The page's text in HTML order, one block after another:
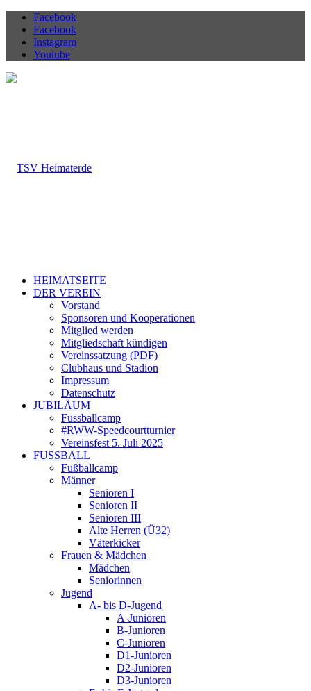
Facebook
Facebook
Instagram
Youtube
HEIMATSEITE
DER VEREIN
Vorstand
Sponsoren und Kooperationen
Mitglied werden
Mitgliedschaft kündigen
Vereinssatzung (PDF)
Clubhaus und Stadion
Impressum
Datenschutz
JUBILÄUM
Fussballcamp
#RWW-Speedcourtturnier
Vereinsfest 5. Juli 2025
FUSSBALL
Fußballcamp
Männer
Senioren I
Senioren II
Senioren III
Alte Herren (Ü32)
Väterkicker
Frauen & Mädchen
Mädchen
Seniorinnen
Jugend
A- bis D-Jugend
A-Junioren
B-Junioren
C-Junioren
D1-Junioren
D2-Junioren
D3-Junioren